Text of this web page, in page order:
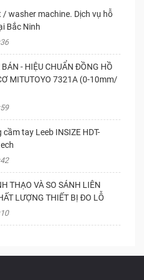
washer machine. Dịch vụ hỗ
Bắc Ninh
- HIỆU CHUẨN ĐỒNG HỒ
MITUTOYO 7321A (0-10mm/
tay Leeb INSIZE HDT-
THẠO VÀ SO SÁNH LIÊN
LƯỢNG THIẾT BỊ ĐO LỖ